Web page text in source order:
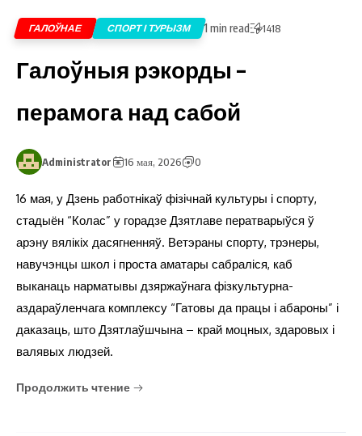
ГАЛОЎНАЕ СПОРТ І ТУРЫЗМ 1 min read 1418
Галоўныя рэкорды –
перамога над сабой
Administrator 16 мая, 2026 0
16 мая, у Дзень работнікаў фізічнай культуры і спорту,
стадыён “Колас” у горадзе Дзятлаве ператварыўся ў
арэну вялікіх дасягненняў. Ветэраны спорту, трэнеры,
навучэнцы школ і проста аматары сабраліся, каб
выканаць нарматывы дзяржаўнага фізкультурна-
аздараўленчага комплексу “Гатовы да працы і абароны” і
даказаць, што Дзятлаўшчына – край моцных, здаровых і
валявых людзей.
Продолжить чтение